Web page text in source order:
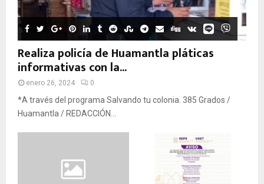
Realiza policía de Huamantla pláticas
informativas con la...
enero 26, 2024 0
*A través del programa Salvando tu colonia. 385 Grados /
Huamantla / REDACCIÓN...